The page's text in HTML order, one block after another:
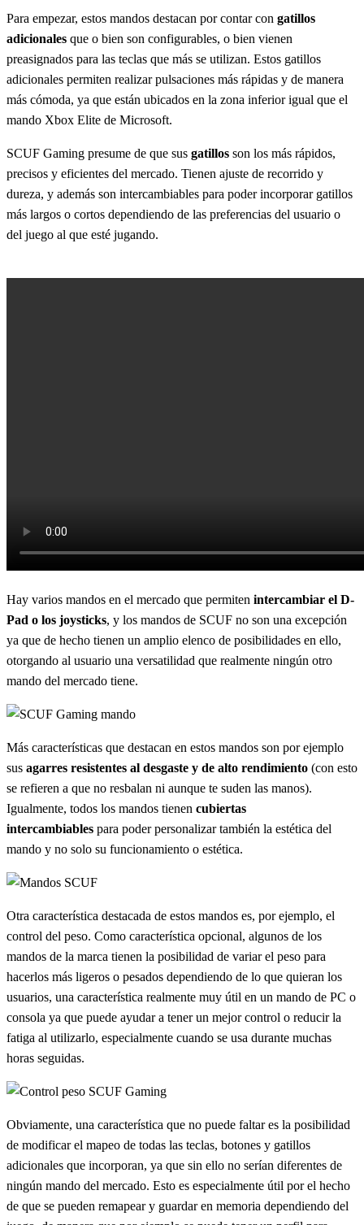
Para empezar, estos mandos destacan por contar con gatillos
adicionales que o bien son configurables, o bien vienen
preasignados para las teclas que más se utilizan. Estos gatillos
adicionales permiten realizar pulsaciones más rápidas y de manera
más cómoda, ya que están ubicados en la zona inferior igual que el
mando Xbox Elite de Microsoft.
SCUF Gaming presume de que sus gatillos son los más rápidos,
precisos y eficientes del mercado. Tienen ajuste de recorrido y
dureza, y además son intercambiables para poder incorporar gatillos
más largos o cortos dependiendo de las preferencias del usuario o
del juego al que esté jugando.
Hay varios mandos en el mercado que permiten intercambiar el D-
Pad o los joysticks, y los mandos de SCUF no son una excepción
ya que de hecho tienen un amplio elenco de posibilidades en ello,
otorgando al usuario una versatilidad que realmente ningún otro
mando del mercado tiene.
Más características que destacan en estos mandos son por ejemplo
sus agarres resistentes al desgaste y de alto rendimiento (con esto
se refieren a que no resbalan ni aunque te suden las manos).
Igualmente, todos los mandos tienen cubiertas
intercambiables para poder personalizar también la estética del
mando y no solo su funcionamiento o estética.
Otra característica destacada de estos mandos es, por ejemplo, el
control del peso. Como característica opcional, algunos de los
mandos de la marca tienen la posibilidad de variar el peso para
hacerlos más ligeros o pesados dependiendo de lo que quieran los
usuarios, una característica realmente muy útil en un mando de PC o
consola ya que puede ayudar a tener un mejor control o reducir la
fatiga al utilizarlo, especialmente cuando se usa durante muchas
horas seguidas.
Obviamente, una característica que no puede faltar es la posibilidad
de modificar el mapeo de todas las teclas, botones y gatillos
adicionales que incorporan, ya que sin ello no serían diferentes de
ningún mando del mercado. Esto es especialmente útil por el hecho
de que se pueden remapear y guardar en memoria dependiendo del